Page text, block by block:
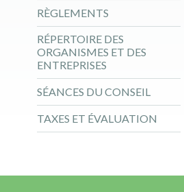
RÈGLEMENTS
RÉPERTOIRE DES
ORGANISMES ET DES
ENTREPRISES
SÉANCES DU CONSEIL
TAXES ET ÉVALUATION